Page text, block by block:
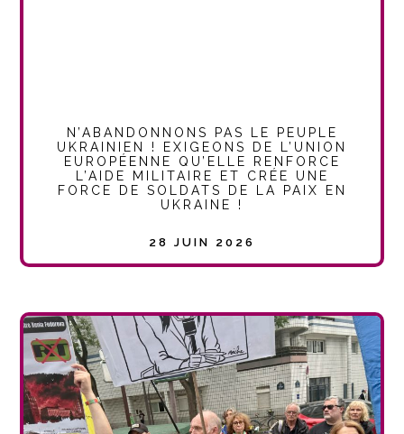
N’ABANDONNONS PAS LE PEUPLE
UKRAINIEN ! EXIGEONS DE L’UNION
EUROPÉENNE QU’ELLE RENFORCE
L’AIDE MILITAIRE ET CRÉE UNE
FORCE DE SOLDATS DE LA PAIX EN
UKRAINE !
28 JUIN 2026